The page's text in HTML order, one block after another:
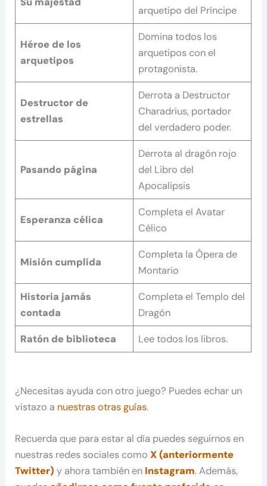
arquetipo del Príncipe
Héroe de los
arquetipos
Domina todos los
arquetipos con el
protagonista.
Destructor de
estrellas
Derrota a Destructor
Charadrius, portador
del verdadero poder.
Pasando página
Derrota al dragón rojo
del Libro del
Apocalipsis
Esperanza célica
Completa el Avatar
Célico
Misión cumplida
Completa la Ópera de
Montario
Historia jamás
contada
Completa el Templo del
Dragón
Ratón de biblioteca Lee todos los libros.
¿Necesitas ayuda con otro juego? Puedes echar un
vistazo a nuestras otras guías.
Recuerda que para estar al día puedes seguirnos en
nuestras redes sociales comoX (anteriormente
Twitter) y ahora también en Instagram. Además,